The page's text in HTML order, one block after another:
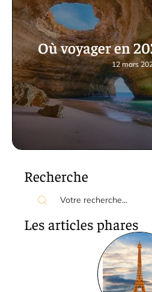
Où voyager en
12 mars
Recherche
Les articles phares